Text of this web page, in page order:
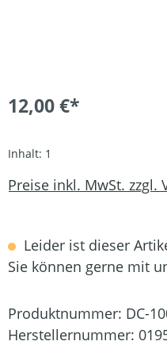
12,00 €*
Inhalt: 1
Preise inkl. MwSt. zzgl.
Leider ist dieser
Sie können gerne mit
Produktnummer: DC-
Herstellernummer: